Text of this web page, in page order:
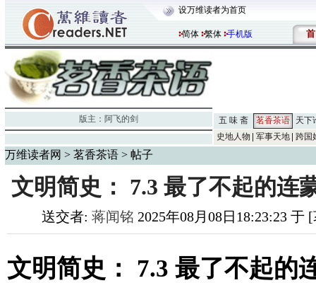
设万维读者为首页
简体 繁体 手机版 首
版主： 阿飞的剑 五 味 斋 茗香茶语
天下
史地人物
军事天地 跨国
万维读者网 > 茗香茶语 > 帖子
文明简史： 7.3 最了不起的连
送交者: 蒋闻铭 2025年08月08日18:23:23 于
文明简史： 7.3 最了不起的